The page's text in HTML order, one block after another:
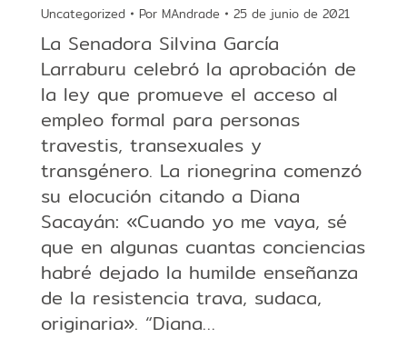
Uncategorized Por MAndrade 25 de junio de 2021
La Senadora Silvina García
Larraburu celebró la aprobación de
la ley que promueve el acceso al
empleo formal para personas
travestis, transexuales y
transgénero. La rionegrina comenzó
su elocución citando a Diana
Sacayán: «Cuando yo me vaya, sé
que en algunas cuantas conciencias
habré dejado la humilde enseñanza
de la resistencia trava, sudaca,
originaria». “Diana…